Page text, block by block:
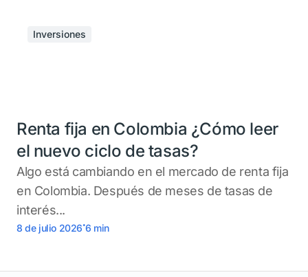
Inversiones
Renta fija en Colombia ¿Cómo leer
el nuevo ciclo de tasas?
Algo está cambiando en el mercado de renta fija
en Colombia. Después de meses de tasas de
interés...
8 de julio 2026.6 min